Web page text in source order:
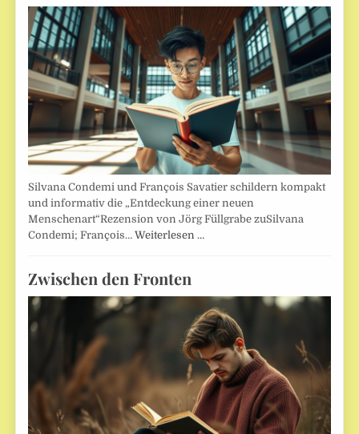
Silvana Condemi und François Savatier schildern kompakt
und informativ die „Entdeckung einer neuen
Menschenart“Rezension von Jörg Füllgrabe zuSilvana
Condemi; François…Weiterlesen …
Zwischen den Fronten